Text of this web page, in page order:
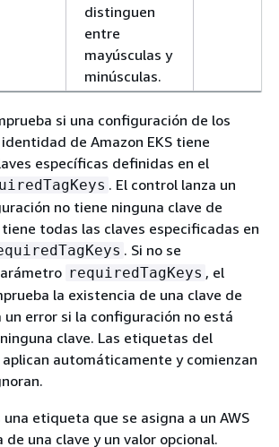
distinguen
entre
mayúsculas y
minúsculas.
si una configuración de los
de Amazon EKS tiene
específicas definidas en el
. El control lanza un
no tiene ninguna clave de
todas las claves especificadas en
. Si no se
requiredTagKeys , el
la existencia de una clave de
error si la configuración no está
clave. Las etiquetas del
automáticamente y comienzan
etiqueta que se asigna a un AWS
de una clave y un valor opcional.